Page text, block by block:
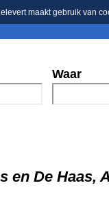
maakt gebruik van
Waar
De Haas,